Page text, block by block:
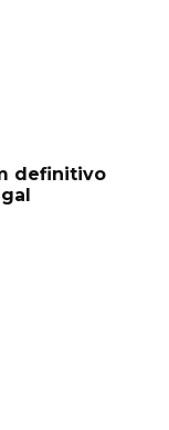
definitivo